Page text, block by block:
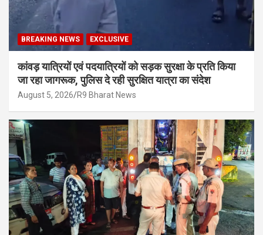
BREAKING NEWS EXCLUSIVE
कांवड़ यात्रियों एवं पदयात्रियों को सड़क सुरक्षा के प्रति किया
जा रहा जागरूक, पुलिस दे रही सुरक्षित यात्रा का संदेश
August 5, 2026 R9 Bharat News